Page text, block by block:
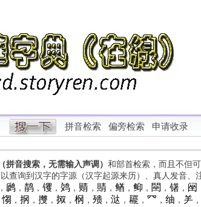
拼音检索 偏旁检索 申请收录
拼音搜索，无需输入声调） 和部首检索，而且不但
查询到汉字的字源（汉字起源来历）、真人发音、
䴘， 䴖， 䦆， 䴔， 䞍， 䝼， 䲡 ， 䲟 ， 䦟 ， 䦃， 䦷
㥮 ， 㧏 ， 㩳， 㧐 ， 㭎 ， 㱮， 㳠 ， 䎱 ， ⺳ ， 䌷 ， ⺶，